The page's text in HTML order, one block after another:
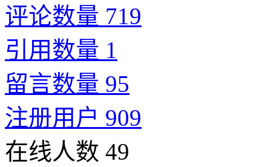
评论数量 719
引用数量 1
留言数量 95
注册用户 909
在线人数 49